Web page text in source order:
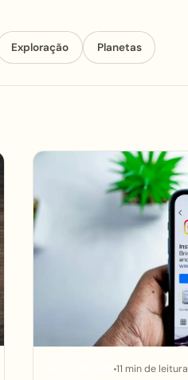
Exploração Planetas
APLICATIVOS 11 min de leitura